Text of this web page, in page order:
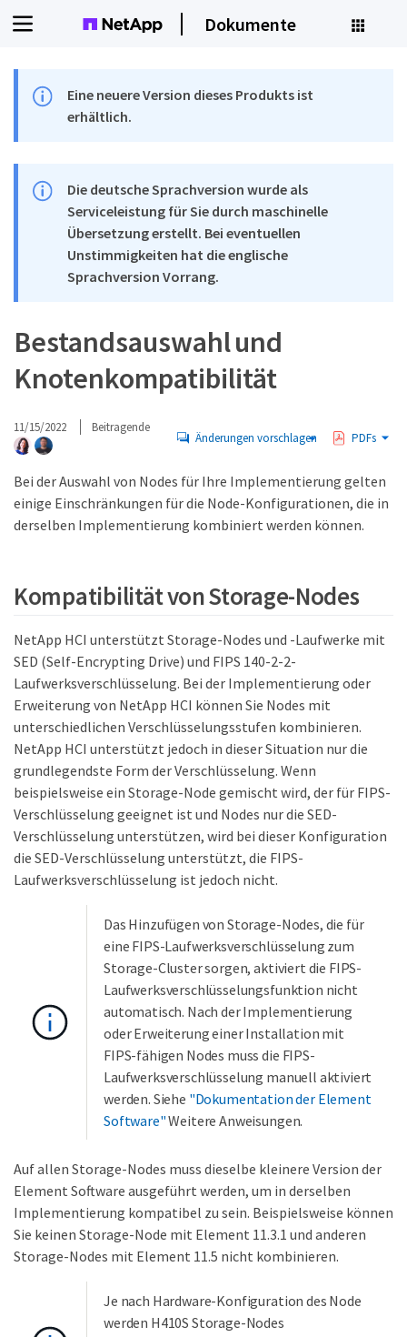
Dokumente
Eine neuere Version dieses Produkts ist
erhältlich.
Die deutsche Sprachversion wurde als
Serviceleistung für Sie durch maschinelle
Übersetzung erstellt. Bei eventuellen
Unstimmigkeiten hat die englische
Sprachversion Vorrang.
Bestandsauswahl und
Knotenkompatibilität
11/15/2022 Beitragende
Änderungen vorschlagen PDFs
Bei der Auswahl von Nodes für Ihre Implementierung gelten
einige Einschränkungen für die Node-Konfigurationen, die in
derselben Implementierung kombiniert werden können.
Kompatibilität von Storage-Nodes
NetApp HCI unterstützt Storage-Nodes und -Laufwerke mit
SED (Self-Encrypting Drive) und FIPS 140-2-2-
Laufwerksverschlüsselung. Bei der Implementierung oder
Erweiterung von NetApp HCI können Sie Nodes mit
unterschiedlichen Verschlüsselungsstufen kombinieren.
NetApp HCI unterstützt jedoch in dieser Situation nur die
grundlegendste Form der Verschlüsselung. Wenn
beispielsweise ein Storage-Node gemischt wird, der für FIPS-
Verschlüsselung geeignet ist und Nodes nur die SED-
Verschlüsselung unterstützen, wird bei dieser Konfiguration
die SED-Verschlüsselung unterstützt, die FIPS-
Laufwerksverschlüsselung ist jedoch nicht.
Das Hinzufügen von Storage-Nodes, die für
eine FIPS-Laufwerksverschlüsselung zum
Storage-Cluster sorgen, aktiviert die FIPS-
Laufwerksverschlüsselungsfunktion nicht
automatisch. Nach der Implementierung
oder Erweiterung einer Installation mit
FIPS-fähigen Nodes muss die FIPS-
Laufwerksverschlüsselung manuell aktiviert
werden. Siehe "Dokumentation der Element
Software"Weitere Anweisungen.
Auf allen Storage-Nodes muss dieselbe kleinere Version der
Element Software ausgeführt werden, um in derselben
Implementierung kompatibel zu sein. Beispielsweise können
Sie keinen Storage-Node mit Element 11.3.1 und anderen
Storage-Nodes mit Element 11.5 nicht kombinieren.
Je nach Hardware-Konfiguration des Node
werden H410S Storage-Nodes